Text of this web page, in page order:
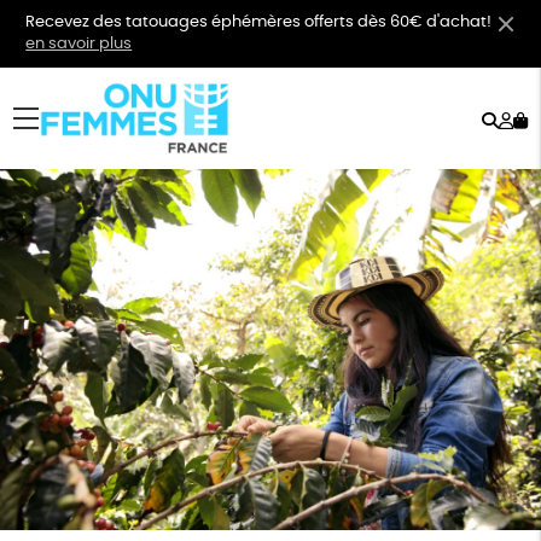
Recevez des tatouages éphémères offerts dès 60€ d'achat!
en savoir plus
menu